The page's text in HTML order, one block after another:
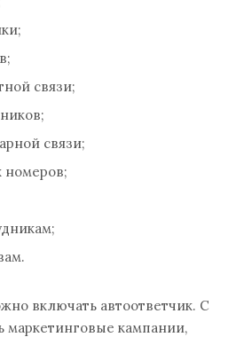
связи;
связи;
номеров;
включать автоответчик. С
маркетинговые кампании,